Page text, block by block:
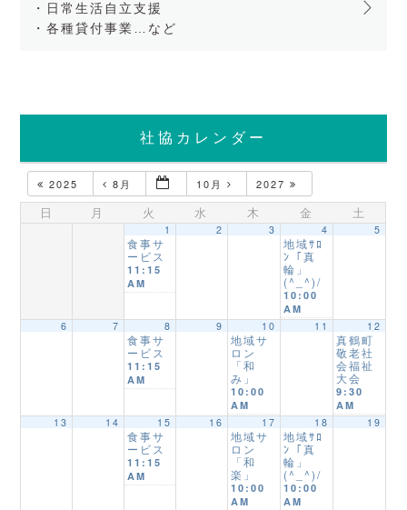
・日常生活自立支援
・各種貸付事業…など
社協カレンダー
2025 8月 10月 2027
日 月 火 水 木 金 土
1
食事サ
ービス
11:15
AM
2 3 4
地域ｻﾛ
ﾝ「真
輪」
(^_^)/
10:00
AM
5
6 7 8
食事サ
ービス
11:15
AM
9 10
地域サ
ロン
「和
み」
10:00
AM
11 12
真鶴町
敬老社
会福祉
大会
9:30
AM
13
14 15
食事サ
ービス
11:15
AM
16 17
地域サ
ロン
「和
楽」
10:00
AM
18
地域ｻﾛ
ﾝ「真
輪」
(^_^)/
10:00
AM
19